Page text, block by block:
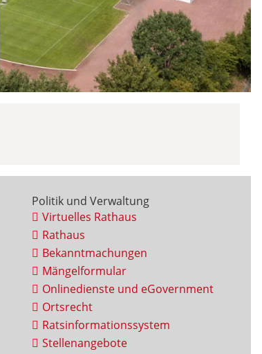
Politik und Verwaltung
Virtuelles Rathaus
Rathaus
Bekanntmachungen
Mängelformular
Onlinedienste und eGovernment
Ortsrecht
Ratsinformationssystem
Stellenangebote